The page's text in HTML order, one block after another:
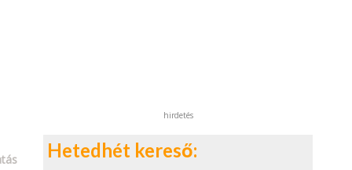
hirdetés
Hetedhét kereső: